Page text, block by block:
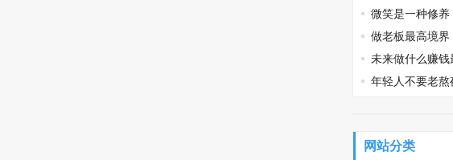
微笑是一种修养
做老板最高境
未来做什么赚
看年轻人不要老
网站分类